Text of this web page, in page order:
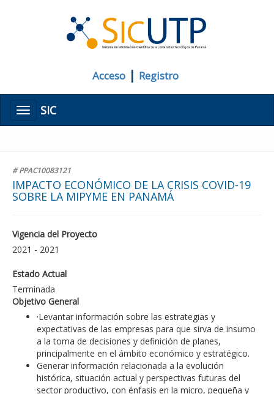
Acceso | Registro
MenúSIC
# PPAC10083121
IMPACTO ECONÓMICO DE LA CRISIS COVID-19
SOBRE LA MIPYME EN PANAMÁ
Vigencia del Proyecto
2021 - 2021
Estado Actual
Terminada
Objetivo General
·Levantar información sobre las estrategias y
expectativas de las empresas para que sirva de insumo
a la toma de decisiones y definición de planes,
principalmente en el ámbito económico y estratégico.
Generar información relacionada a la evolución
histórica, situación actual y perspectivas futuras del
sector productivo, con énfasis en la micro, pequeña y